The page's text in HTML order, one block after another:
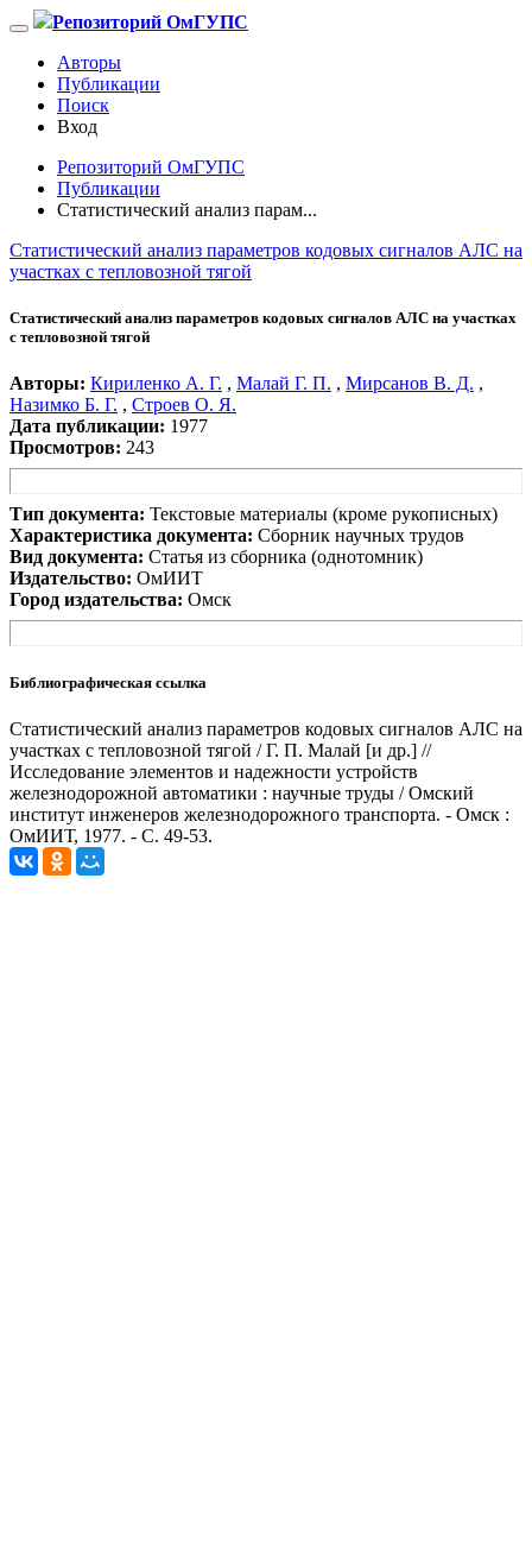
Репозиторий ОмГУПС
Авторы
Публикации
Поиск
Вход
Репозиторий ОмГУПС
Публикации
Статистический анализ парам...
Статистический анализ параметров кодовых сигналов АЛС на
участках с тепловозной тягой
Статистический анализ параметров кодовых сигналов АЛС на участках
с тепловозной тягой
Авторы: Кириленко А. Г. , Малай Г. П. , Мирсанов В. Д. ,
Назимко Б. Г. , Строев О. Я.
Дата публикации: 1977
Просмотров: 243
Тип документа: Текстовые материалы (кроме рукописных)
Характеристика документа: Сборник научных трудов
Вид документа: Статья из сборника (однотомник)
Издательство: ОмИИТ
Город издательства: Омск
Библиографическая ссылка
Статистический анализ параметров кодовых сигналов АЛС на
участках с тепловозной тягой / Г. П. Малай [и др.] //
Исследование элементов и надежности устройств
железнодорожной автоматики : научные труды / Омский
институт инженеров железнодорожного транспорта. - Омск :
ОмИИТ, 1977. - С. 49-53.